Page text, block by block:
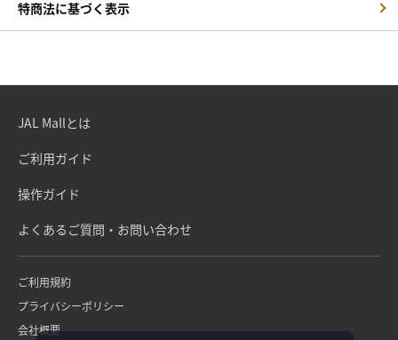
特商法に基づく表示
JAL Mallとは
ご利用ガイド
操作ガイド
よくあるご質問・お問い合わせ
ご利用規約
プライバシーポリシー
会社概要